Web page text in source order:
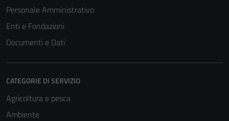
Personale Amministrativo
Enti e Fondazioni
Documenti e Dati
CATEGORIE DI SERVIZIO
Agricoltura e pesca
Ambiente